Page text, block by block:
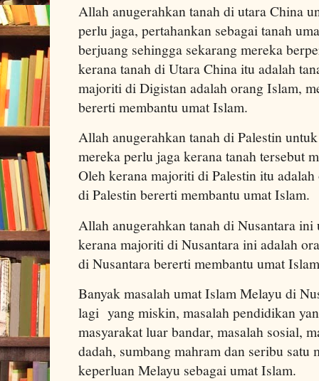
Allah anugerahkan tanah di utara China
perlu jaga, pertahankan sebagai tanah
berjuang sehingga sekarang mereka
kerana tanah di Utara China itu adalah
majoriti di Digistan adalah orang Islam,
bererti membantu umat Islam.
Allah anugerahkan tanah di Palestin
mereka perlu jaga kerana tanah tersebut
Oleh kerana majoriti di Palestin itu
di Palestin bererti membantu umat Islam.
Allah anugerahkan tanah di Nusantara
kerana majoriti di Nusantara ini adalah
di Nusantara bererti membantu umat
Banyak masalah umat Islam Melayu di
lagi yang miskin, masalah pendidikan
masyarakat luar bandar, masalah sosial,
dadah, sumbang mahram dan seribu satu
keperluan Melayu sebagai umat Islam.